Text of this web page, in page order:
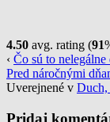
4.50 avg. rating (91
‹ Čo sú to nelegálne
Pred náročnými
Uverejnené v Duch,
Pridaj